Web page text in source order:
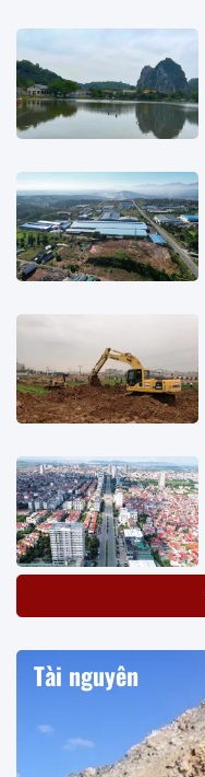
Tài nguyên